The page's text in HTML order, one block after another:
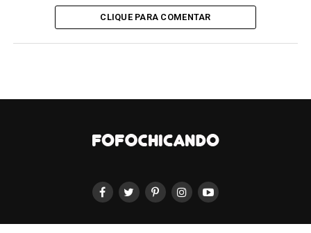
data de estreia divulgada.
Davi chegou a gravar com a emissora, para a Globoplay,
CLIQUE PARA COMENTAR